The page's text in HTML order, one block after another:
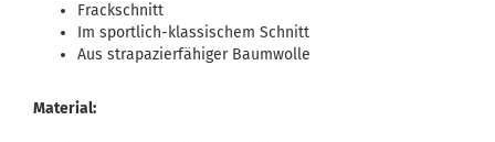
Frackschnitt
Im sportlich-klassischem Schnitt
Aus strapazierfähiger Baumwolle
Material: